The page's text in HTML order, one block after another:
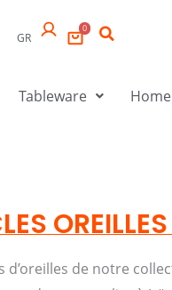
GR
0
Tableware
d’oreilles de notre